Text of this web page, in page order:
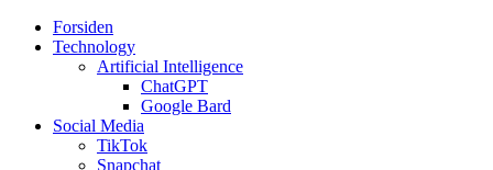
Web3zero.dk
Web3zero.dk
Forsiden
Technology
Artificial Intelligence
ChatGPT
Google Bard
Social Media
TikTok
Snapchat